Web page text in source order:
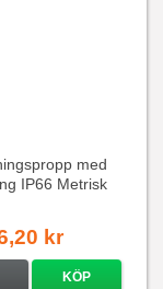
med
IP66 Metrisk
kr
KÖP